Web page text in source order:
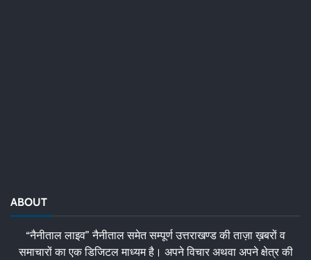
ABOUT
“नैनीताल लाइव” नैनीताल समेत सम्पूर्ण उत्तराखण्ड की ताज़ा ख़बरों व
समाचारों का एक डिजिटल माध्यम है। अपने विचार अथवा अपने क्षेत्र की